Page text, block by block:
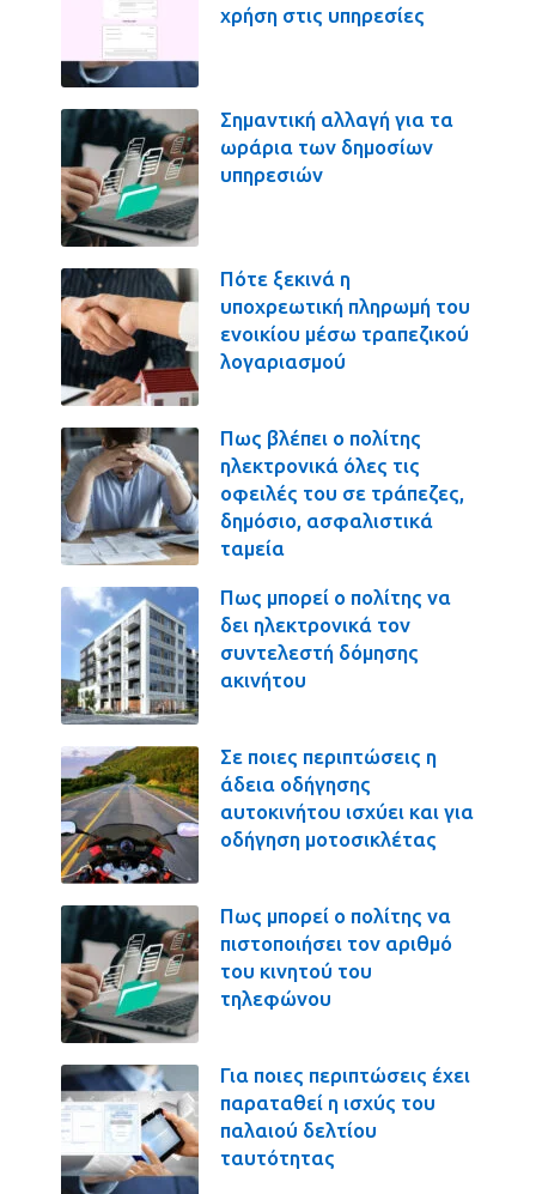
χρήση στις υπηρεσίες
Σημαντική αλλαγή για τα
ωράρια των δημοσίων
υπηρεσιών
Πότε ξεκινά η
υποχρεωτική πληρωμή του
ενοικίου μέσω τραπεζικού
λογαριασμού
Πως βλέπει ο πολίτης
ηλεκτρονικά όλες τις
οφειλές του σε τράπεζες,
δημόσιο, ασφαλιστικά
ταμεία
Πως μπορεί ο πολίτης να
δει ηλεκτρονικά τον
συντελεστή δόμησης
ακινήτου
Σε ποιες περιπτώσεις η
άδεια οδήγησης
αυτοκινήτου ισχύει και για
οδήγηση μοτοσικλέτας
Πως μπορεί ο πολίτης να
πιστοποιήσει τον αριθμό
του κινητού του
τηλεφώνου
Για ποιες περιπτώσεις έχει
παραταθεί η ισχύς του
παλαιού δελτίου
ταυτότητας